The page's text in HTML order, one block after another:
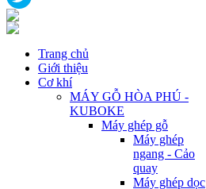
Trang chủ
Giới thiệu
Cơ khí
MÁY GỖ HÒA PHÚ -
KUBOKE
Máy ghép gỗ
Máy ghép
ngang - Cảo
quay
Máy ghép dọc